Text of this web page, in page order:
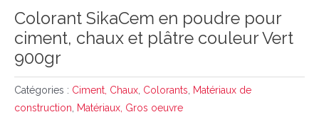
Colorant SikaCem en poudre pour
ciment, chaux et plâtre couleur Vert
900gr
Catégories : Ciment, Chaux, Colorants, Matériaux de
construction, Matériaux, Gros oeuvre